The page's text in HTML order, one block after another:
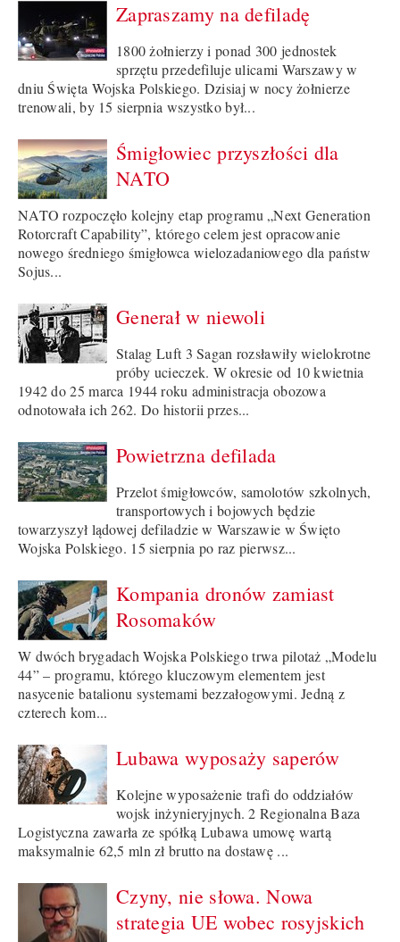
Zapraszamy na defiladę
1800 żołnierzy i ponad 300 jednostek
sprzętu przedefiluje ulicami Warszawy w
dniu Święta Wojska Polskiego. Dzisiaj w nocy żołnierze
trenowali, by 15 sierpnia wszystko był...
Śmigłowiec przyszłości dla
NATO
NATO rozpoczęło kolejny etap programu „Next Generation
Rotorcraft Capability”, którego celem jest opracowanie
nowego średniego śmigłowca wielozadaniowego dla państw
Sojus...
Generał w niewoli
Stalag Luft 3 Sagan rozsławiły wielokrotne
próby ucieczek. W okresie od 10 kwietnia
1942 do 25 marca 1944 roku administracja obozowa
odnotowała ich 262. Do historii przes...
Powietrzna defilada
Przelot śmigłowców, samolotów szkolnych,
transportowych i bojowych będzie
towarzyszył lądowej defiladzie w Warszawie w Święto
Wojska Polskiego. 15 sierpnia po raz pierwsz...
Kompania dronów zamiast
Rosomaków
W dwóch brygadach Wojska Polskiego trwa pilotaż „Modelu
44” – programu, którego kluczowym elementem jest
nasycenie batalionu systemami bezzałogowymi. Jedną z
czterech kom...
Lubawa wyposaży saperów
Kolejne wyposażenie trafi do oddziałów
wojsk inżynieryjnych. 2 Regionalna Baza
Logistyczna zawarła ze spółką Lubawa umowę wartą
maksymalnie 62,5 mln zł brutto na dostawę ...
Czyny, nie słowa. Nowa
strategia UE wobec rosyjskich